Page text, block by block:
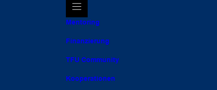
Mentoring
Finanzierung
TFU Community
Kooperationen